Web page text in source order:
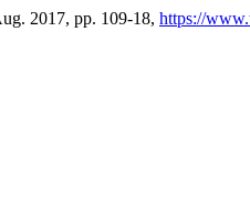
2017, pp. 109-18, https://